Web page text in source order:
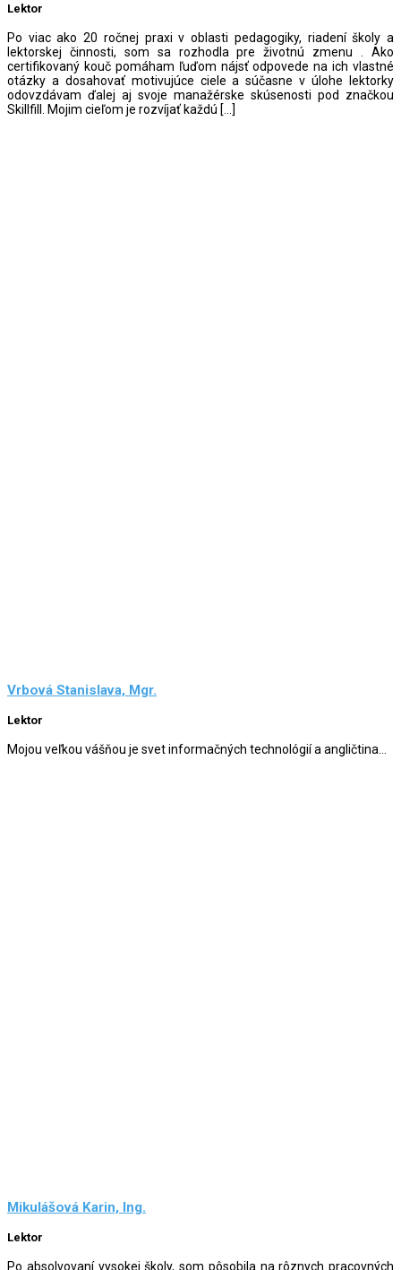
Lektor
Po viac ako 20 ročnej praxi v oblasti pedagogiky, riadení školy a
lektorskej činnosti, som sa rozhodla pre životnú zmenu . Ako
certifikovaný kouč pomáham ľuďom nájsť odpovede na ich vlastné
otázky a dosahovať motivujúce ciele a súčasne v úlohe lektorky
odovzdávam ďalej aj svoje manažérske skúsenosti pod značkou
Skillfill. Mojim cieľom je rozvíjať každú […]
Vrbová Stanislava, Mgr.
Lektor
Mojou veľkou vášňou je svet informačných technológií a angličtina...
Mikulášová Karin, Ing.
Lektor
Po absolvovaní vysokej školy, som pôsobila na rôznych pracovných